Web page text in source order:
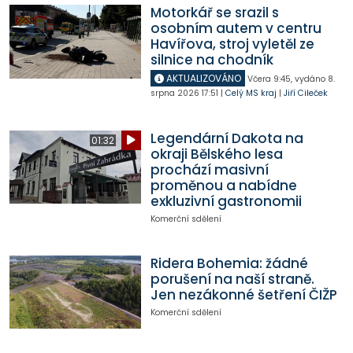
Motorkář se srazil s
osobním autem v centru
Havířova, stroj vyletěl ze
silnice na chodník
AKTUALIZOVÁNO Včera 9:45, vydáno 8.
srpna 2026 17:51 | Celý MS kraj | Jiří Cileček
01:32
Legendární Dakota na
okraji Bělského lesa
prochází masivní
proměnou a nabídne
exkluzivní gastronomii
Komerční sdělení
Ridera Bohemia: žádné
porušení na naší straně.
Jen nezákonné šetření ČIŽP
Komerční sdělení